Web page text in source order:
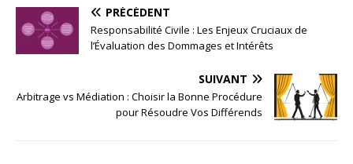
PRÉCÉDENT
Responsabilité Civile : Les Enjeux Cruciaux de
l’Évaluation des Dommages et Intérêts
SUIVANT
Arbitrage vs Médiation : Choisir la Bonne Procédure
pour Résoudre Vos Différends